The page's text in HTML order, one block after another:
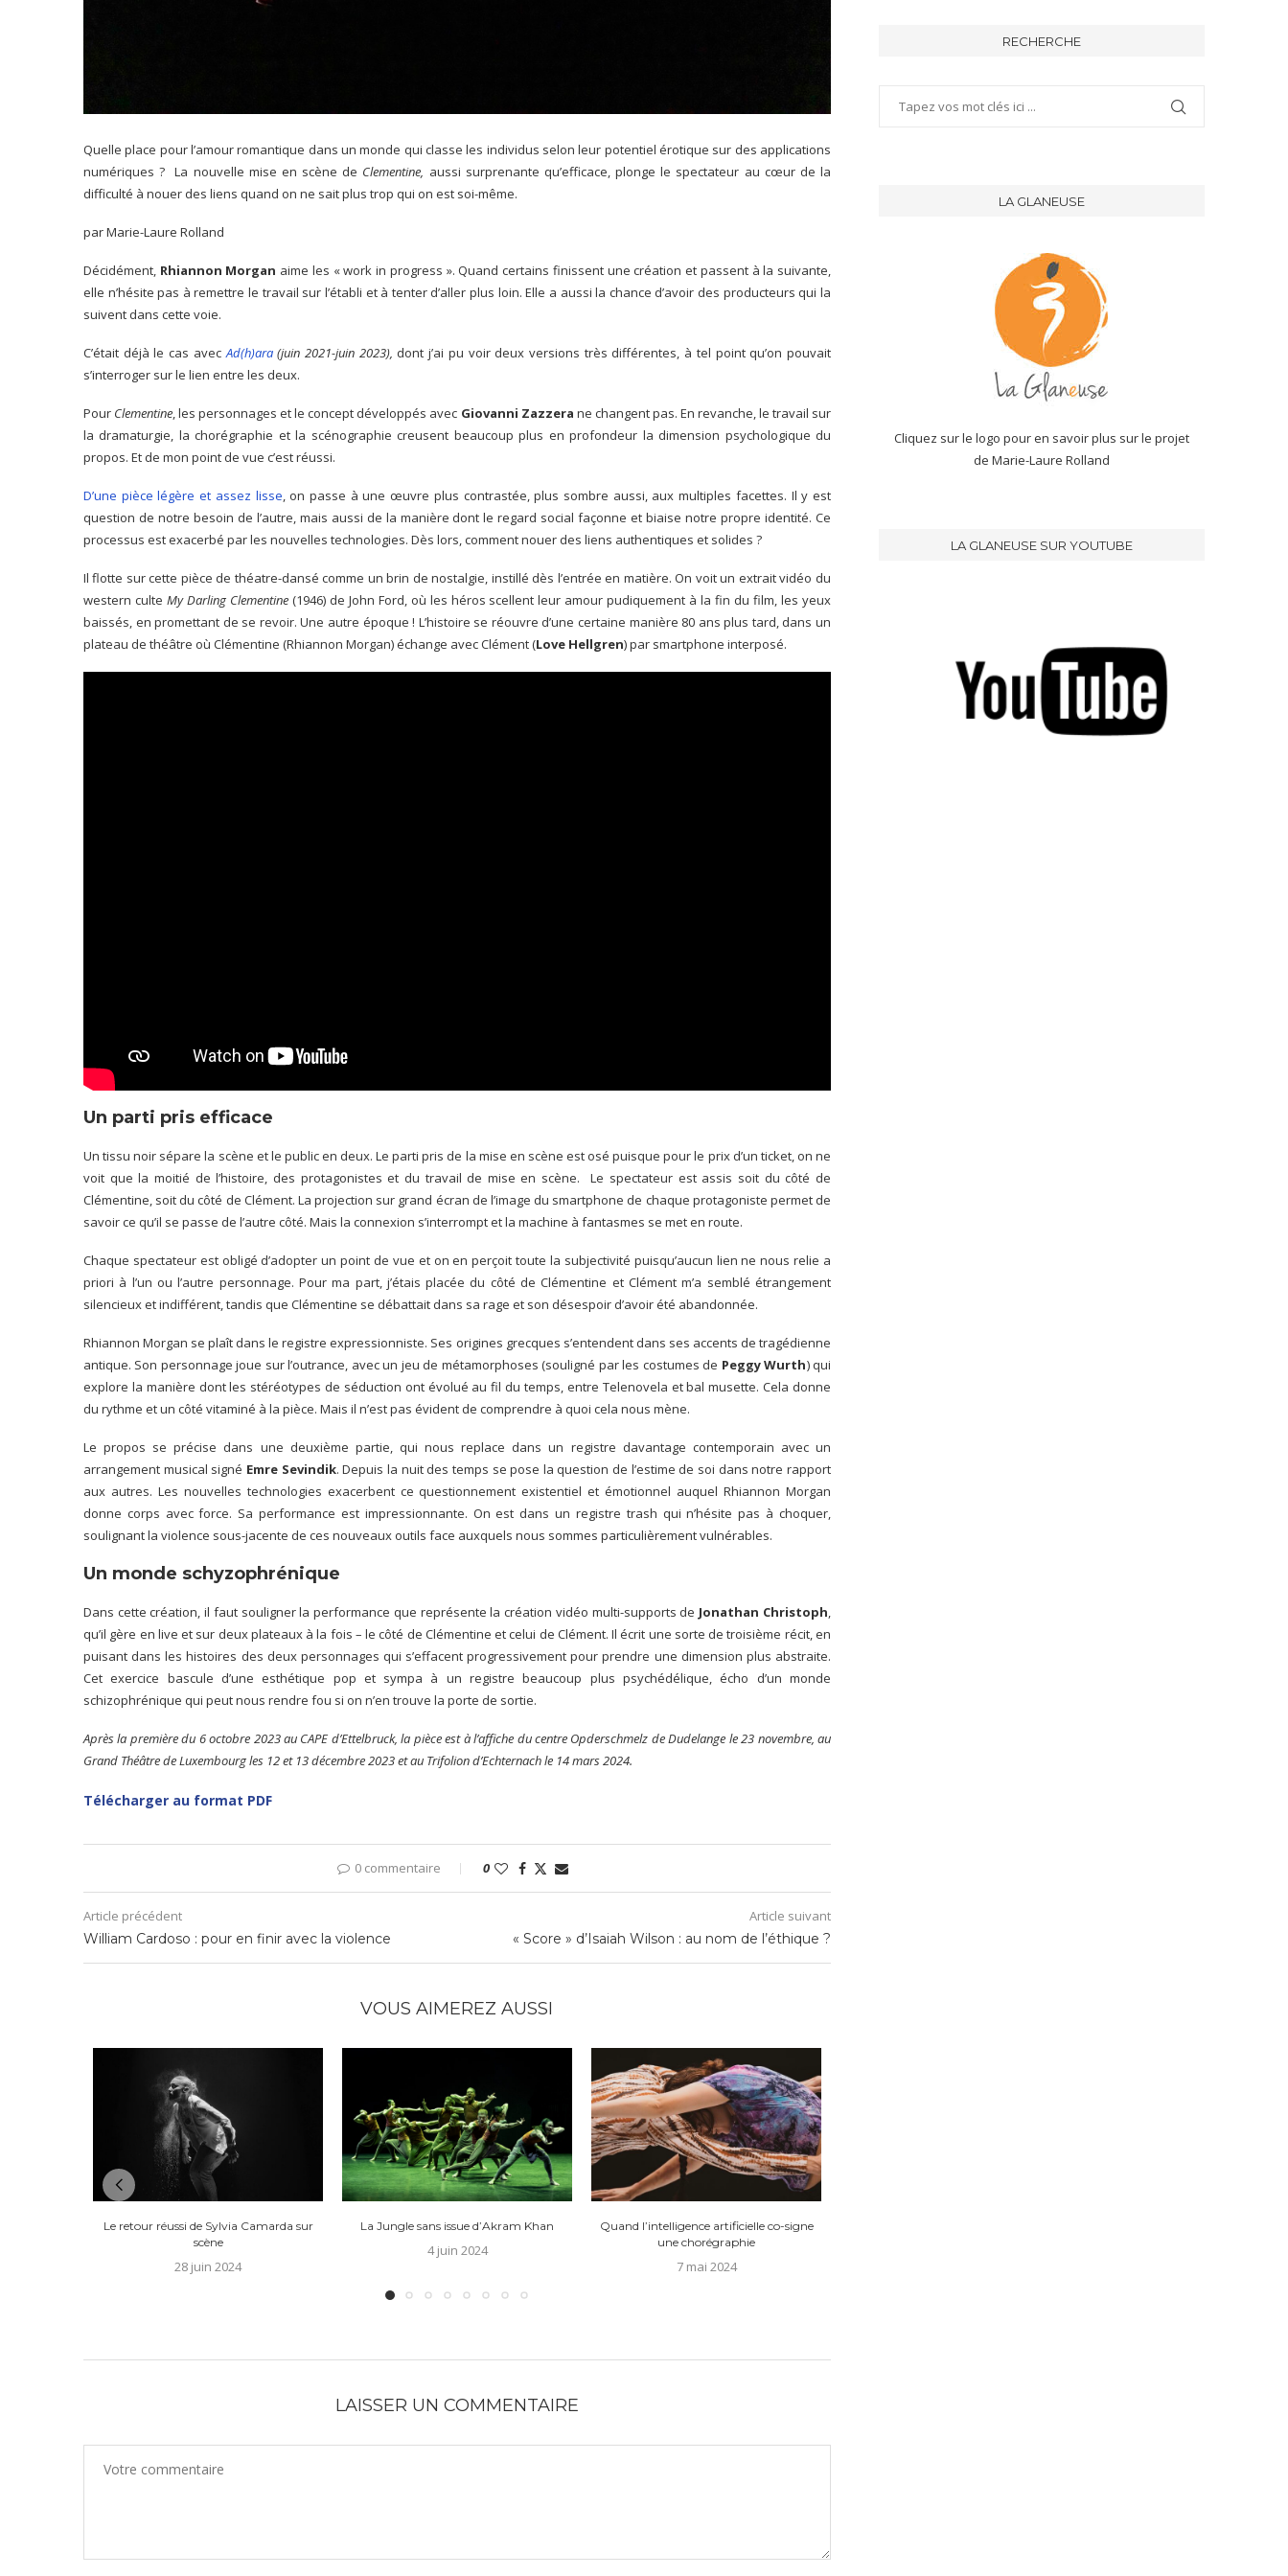
Quelle place pour l’amour romantique dans un monde qui classe les individus selon leur potentiel érotique sur des applications
numériques ? La nouvelle mise en scène de Clementine, aussi surprenante qu’efficace, plonge le spectateur au cœur de la
difficulté à nouer des liens quand on ne sait plus trop qui on est soi-même.
par Marie-Laure Rolland
Décidément, Rhiannon Morgan aime les « work in progress ». Quand certains finissent une création et passent à la suivante,
elle n’hésite pas à remettre le travail sur l’établi et à tenter d’aller plus loin. Elle a aussi la chance d’avoir des producteurs qui la
suivent dans cette voie.
C’était déjà le cas avecAd(h)ara (juin 2021-juin 2023), dont j’ai pu voir deux versions très différentes, à tel point qu’on pouvait
s’interroger sur le lien entre les deux.
Pour Clementine, les personnages et le concept développés avec Giovanni Zazzera ne changent pas. En revanche, le travail sur
la dramaturgie, la chorégraphie et la scénographie creusent beaucoup plus en profondeur la dimension psychologique du
propos. Et de mon point de vue c’est réussi.
D’une pièce légère et assez lisse, on passe à une œuvre plus contrastée, plus sombre aussi, aux multiples facettes. Il y est
question de notre besoin de l’autre, mais aussi de la manière dont le regard social façonne et biaise notre propre identité. Ce
processus est exacerbé par les nouvelles technologies. Dès lors, comment nouer des liens authentiques et solides ?
Il flotte sur cette pièce de théatre-dansé comme un brin de nostalgie, instillé dès l’entrée en matière. On voit un extrait vidéo du
western culte My Darling Clementine(1946) de John Ford, où les héros scellent leur amour pudiquement à la fin du film, les yeux
baissés, en promettant de se revoir. Une autre époque ! L’histoire se réouvre d’une certaine manière 80 ans plus tard, dans un
plateau de théâtre où Clémentine (Rhiannon Morgan) échange avec Clément (Love Hellgren) par smartphone interposé.
Un parti pris efficace
Un tissu noir sépare la scène et le public en deux. Le parti pris de la mise en scène est osé puisque pour le prix d’un ticket, on ne
voit que la moitié de l’histoire, des protagonistes et du travail de mise en scène. Le spectateur est assis soit du côté de
Clémentine, soit du côté de Clément. La projection sur grand écran de l’image du smartphone de chaque protagoniste permet de
savoir ce qu’il se passe de l’autre côté. Mais la connexion s’interrompt et la machine à fantasmes se met en route.
Chaque spectateur est obligé d’adopter un point de vue et on en perçoit toute la subjectivité puisqu’aucun lien ne nous relie a
priori à l’un ou l’autre personnage. Pour ma part, j’étais placée du côté de Clémentine et Clément m’a semblé étrangement
silencieux et indifférent, tandis que Clémentine se débattait dans sa rage et son désespoir d’avoir été abandonnée.
Rhiannon Morgan se plaît dans le registre expressionniste. Ses origines grecques s’entendent dans ses accents de tragédienne
antique. Son personnage joue sur l’outrance, avec un jeu de métamorphoses (souligné par les costumes de Peggy Wurth) qui
explore la manière dont les stéréotypes de séduction ont évolué au fil du temps, entre Telenovela et bal musette. Cela donne
du rythme et un côté vitaminé à la pièce. Mais il n’est pas évident de comprendre à quoi cela nous mène.
Le propos se précise dans une deuxième partie, qui nous replace dans un registre davantage contemporain avec un
arrangement musical signé Emre Sevindik. Depuis la nuit des temps se pose la question de l’estime de soi dans notre rapport
aux autres. Les nouvelles technologies exacerbent ce questionnement existentiel et émotionnel auquel Rhiannon Morgan
donne corps avec force. Sa performance est impressionnante. On est dans un registre trash qui n’hésite pas à choquer,
soulignant la violence sous-jacente de ces nouveaux outils face auxquels nous sommes particulièrement vulnérables.
Un monde schyzophrénique
Dans cette création, il faut souligner la performance que représente la création vidéo multi-supports de Jonathan Christoph,
qu’il gère en live et sur deux plateaux à la fois – le côté de Clémentine et celui de Clément. Il écrit une sorte de troisième récit, en
puisant dans les histoires des deux personnages qui s’effacent progressivement pour prendre une dimension plus abstraite.
Cet exercice bascule d’une esthétique pop et sympa à un registre beaucoup plus psychédélique, écho d’un monde
schizophrénique qui peut nous rendre fou si on n’en trouve la porte de sortie.
Après la première du 6 octobre 2023 au CAPE d’Ettelbruck, la pièce est à l’affiche du centre Opderschmelz de Dudelange le 23 novembre, au
Grand Théâtre de Luxembourg les 12 et 13 décembre 2023 et au Trifolion d’Echternach le 14 mars 2024.
Télécharger au format PDF
0 commentaire 0
Article précédent
William Cardoso : pour en finir avec la violence
Article suivant
« Score » d’Isaiah Wilson : au nom de l’éthique ?
VOUS AIMEREZ AUSSI
Le retour réussi de Sylvia Camarda sur
scène
28 juin 2024
La Jungle sans issue d’Akram Khan
4 juin 2024
Quand l’intelligence artificielle co-signe
une chorégraphie
7 mai 2024
LAISSER UN COMMENTAIRE
RECHERCHE
LA GLANEUSE
Cliquez sur le logo pour en savoir plus sur le projet
de Marie-Laure Rolland
LA GLANEUSE SUR YOUTUBE